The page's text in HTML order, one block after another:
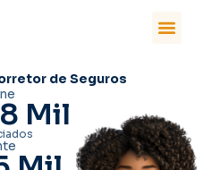
de Seguros
Mil